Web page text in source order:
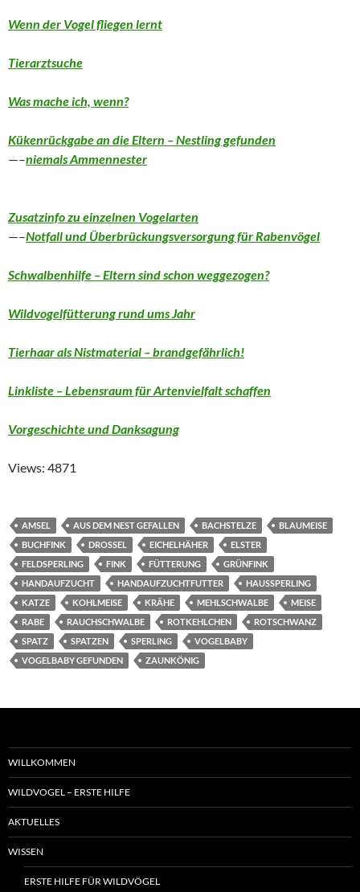
Wenn der Vogel fliegen lernt
Tierarztsuche
Was mache ich, wenn?
Kükenrückgabe an dieEltern – Nestling gefunden
—–niemalsAmmennester
Zusatzinfo zu einzelnen Vogelarten
—–Notfall und Überbrückungsversorgung für Rabenvögel
Schwalbenhilfe – Eltern sind schon weggezogen?
Wildvogelfütterung rund ums Jahr
Tierhaar als Nistmaterial – brandgefährlich!
Linkliste – Lebensraum für Artenvielfalt schaffen
Vorgeschichte und Danksagung
Views: 4871
AMSEL AUS DEM NEST GEFALLEN BACHSTELZE
BLAUMEISE
BUCHFINK
DROSSEL EICHELHÄHER
ELSTER
FELDSPERLING
FINK FÜTTERUNG
GRÜNFINK
HANDAUFZUCHT
HANDAUFZUCHTFUTTER
HAUSSPERLING
KATZE
KOHLMEISE KRÄHE MEHLSCHWALBE
MEISE
RABE
RAUCHSCHWALBE ROTKEHLCHEN
ROTSCHWANZ
SPATZ
SPATZEN SPERLING
VOGELBABY
VOGELBABY GEFUNDEN
ZAUNKÖNIG
WILLKOMMEN
WILDVOGEL – ERSTE HILFE
AKTUELLES
WISSEN
ERSTE HILFE FÜR WILDVÖGEL